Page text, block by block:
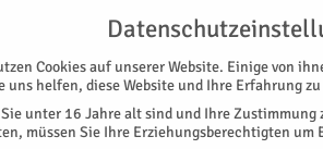
KONTAKT
Cookies auf unserer Website. Einige von
uns helfen, diese Website und Ihre Erfahrung zu
unter 16 Jahre alt sind und Ihre
müssen Sie Ihre Erziehungsberechtigten um